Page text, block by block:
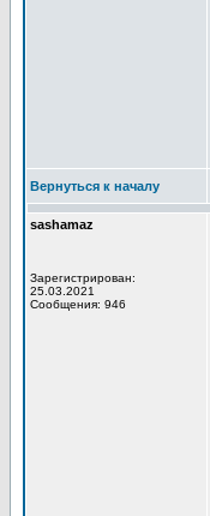
Вернуться к началу
sashamaz
Зарегистрирован:
25.03.2021
Сообщения: 946